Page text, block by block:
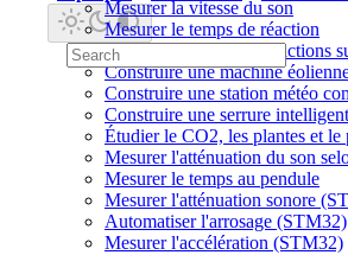
Mesurer la vitesse du son
Mesurer le temps de réaction
Mesurer l'effet des distractions
Construire une machine
Construire une station météo
Construire une serrure
Étudier le CO2, les plantes et le
Mesurer l'atténuation du son
Mesurer le temps au pendule
Mesurer l'atténuation sonore
Automatiser l'arrosage (STM32)
Mesurer l'accélération (STM32)